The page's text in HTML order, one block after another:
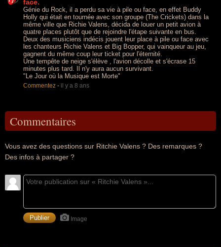
face.
Génie du Rock, il a perdu sa vie à pile ou face, en effet Buddy
Holly qui était en tournée avec son groupe (The Crickets) dans la
même ville que Richie Valens, décida de louer un petit avion à
quatre places plutôt que de rejoindre l'étape suivante en bus.
Deux des musiciens indécis jouent leur place à pile ou face avec
les chanteurs Richie Valens et Big Bopper, qui vainqueur au jeu,
gagnent du même coup leur ticket pour l'éternité.
Une tempête de neige s'élève , l'avion décolle et s'écrase 15
minutes plus tard. Il n'y aura aucun survivant.
"Le Jour où la Musique est Morte"
Commentez - il y a 8 ans
Commentaires
Vous avez des questions sur Ritchie Valens ? Des remarques ?
Des infos à partager ?
Image